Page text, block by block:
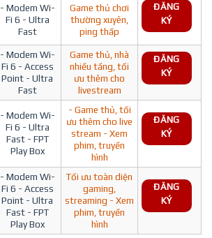
- Modem Wi-
Fi 6 - Ultra
Fast
Game thủ chơi
thường xuyên,
ping thấp
ĐĂNG
KÝ
- Modem Wi-
Fi 6 - Access
Point - Ultra
Fast
Game thủ, nhà
nhiều tầng, tối
ưu thêm cho
livestream
ĐĂNG
KÝ
- Modem Wi-
Fi 6 - Ultra
Fast - FPT
Play Box
- Game thủ, tối
ưu thêm cho live
stream - Xem
phim, truyền
hình
ĐĂNG
KÝ
- Modem Wi-
Fi 6 - Access
Point - Ultra
Fast - FPT
Play Box
Tối ưu toàn diện
gaming,
streaming - Xem
phim, truyền
hình
ĐĂNG
KÝ